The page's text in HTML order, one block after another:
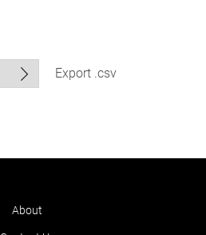
Export .csv
About